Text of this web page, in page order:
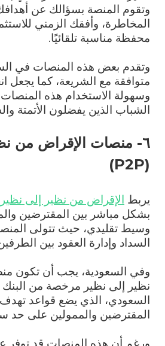
وتقوم المنصة بسؤالك عن
المخاطرة، وأفقك الزمني
محفظة مناسبة تلقائيًا.
وتقدم بعض هذه المنصات في
متوافقة مع الشريعة، كما يجعل
وسهولة الاستخدام هذه
الشباب الذين يفضلون الأتمتة
٦- منصات الإقراض من
(
P2P
)
يربط الإقراض من نظير إلى نظير
بشكل مباشر بين المقترضين
وسيط تقليدي، حيث تتولى
السداد وإدارة العقود بين
وفي السعودية، يجب أن تكون
نظير إلى نظير مرخصة من البنك
السعودي، الذي يضع قواعد
المقترضين والممولين على حد